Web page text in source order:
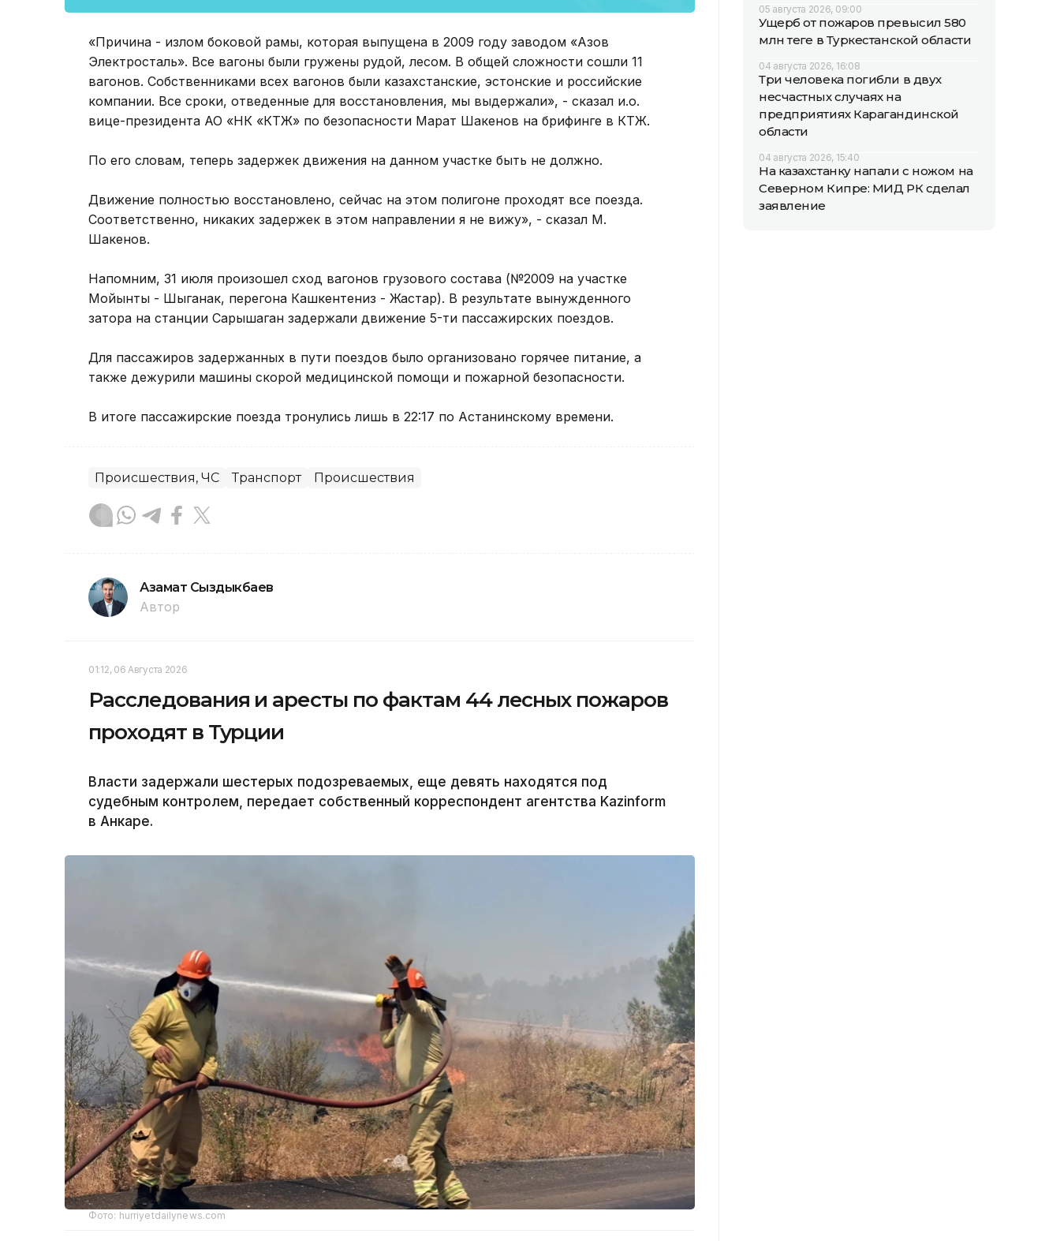
«Причина - излом боковой рамы, которая выпущена в 2009 году заводом «Азов
Электросталь». Все вагоны были гружены рудой, лесом. В общей сложности сошли 11
вагонов. Собственниками всех вагонов были казахстанские, эстонские и российские
компании. Все сроки, отведенные для восстановления, мы выдержали», - сказал и.о.
вице-президента АО «НК «КТЖ» по безопасности Марат Шакенов на брифинге в КТЖ.
По его словам, теперь задержек движения на данном участке быть не должно.
Движение полностью восстановлено, сейчас на этом полигоне проходят все поезда.
Соответственно, никаких задержек в этом направлении я не вижу», - сказал М.
Шакенов.
Напомним, 31 июля произошел сход вагонов грузового состава (№2009 на участке
Мойынты - Шыганак, перегона Кашкентениз - Жастар). В результате вынужденного
затора на станции Сарышаган задержали движение 5-ти пассажирских поездов.
Для пассажиров задержанных в пути поездов было организовано горячее питание, а
также дежурили машины скорой медицинской помощи и пожарной безопасности.
В итоге пассажирские поезда тронулись лишь в 22:17 по Астанинскому времени.
Происшествия, ЧС Транспорт Происшествия
Азамат Сыздыкбаев
Автор
01:12, 06 Августа 2026
Расследования и аресты по фактам 44 лесных пожаров
проходят в Турции
Власти задержали шестерых подозреваемых, еще девять находятся под
судебным контролем, передает собственный корреспондент агентства Kazinform
в Анкаре.
Фото: hurriyetdailynews.com
05 августа 2026, 09:00
Ущерб от пожаров превысил 580
млн теңге в Туркестанской области
04 августа 2026, 16:08
Три человека погибли в двух
несчастных случаях на
предприятиях Карагандинской
области
04 августа 2026, 15:40
На казахстанку напали с ножом на
Северном Кипре: МИД РК сделал
заявление